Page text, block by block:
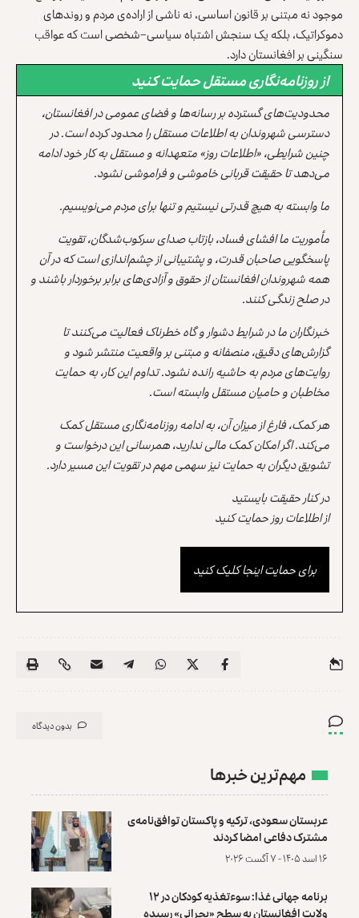
موجود نه مبتنی بر قانون اساسی، نه ناشی از اراده‌ی مردم و روندهای
دموکراتیک، بلکه یک سنجش اشتباه سیاسی–شخصی است که عواقب
سنگینی بر افغانستان دارد.
از روزنامه‌نگاری مستقل حمایت کنید
محدودیت‌های گسترده بر رسانه‌ها و فضای عمومی در افغانستان،
دسترسی شهروندان به اطلاعات مستقل را محدود کرده است. در
چنین شرایطی، «اطلاعات روز» متعهدانه و مستقل به کار خود ادامه
می‌دهد تا حقیقت قربانی خاموشی و فراموشی نشود.
ما وابسته به هیچ قدرتی نیستیم و تنها برای مردم می‌نویسیم.
مأموریت ما افشای فساد، بازتاب صدای سرکوب‌شدگان، تقویت
پاسخگویی صاحبان قدرت، و پشتیبانی از چشم‌اندازی است که در آن
همه شهروندان افغانستان از حقوق و آزادی‌های برابر برخوردار باشند و
در صلح زندگی کنند.
خبرنگاران ما در شرایط دشوار و گاه خطرناک فعالیت می‌کنند تا
گزارش‌های دقیق، منصفانه و مبتنی بر واقعیت منتشر شود و
روایت‌های مردم به حاشیه رانده نشود. تداوم این کار، به حمایت
مخاطبان و حامیان مستقل وابسته است.
هر کمک، فارغ از میزان آن، به ادامه روزنامه‌نگاری مستقل کمک
می‌کند. اگر امکان کمک مالی ندارید، همرسانی این درخواست و
تشویق دیگران به حمایت نیز سهمی مهم در تقویت این مسیر دارد.
در کنار حقیقت بایستید
از اطلاعات روز حمایت کنید
برای حمایت اینجا کلیک کنید
بدون دیدگاه
مهم‌ترین خبرها
عربستان سعودی، ترکیه و پاکستان توافق‌نامه‌ی
مشترک دفاعی امضا کردند
۱۶ اسد ۱۴۰۵ - ۷ آگست ۲۰۲۶
برنامه جهانی غذا: سوءتغذیه کودکان در ۱۲
ولایت افغانستان به سطح «بحرانی» رسیده